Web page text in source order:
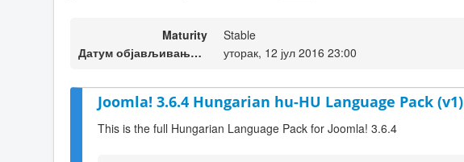
Maturity
Stable
Датум објављивања верзије
уторак, 12 јул 2016 23:00
Joomla! 3.6.4 Hungarian hu-HU Language Pack (v1)
This is the full Hungarian Language Pack for Joomla! 3.6.4